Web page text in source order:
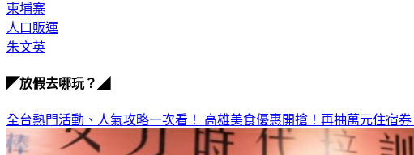
柬埔寨
人口販運
朱文英
◤放假去哪玩？◢
全台熱門活動、人氣攻略一次看！ 高雄美食優惠開搶！再抽萬元住宿券